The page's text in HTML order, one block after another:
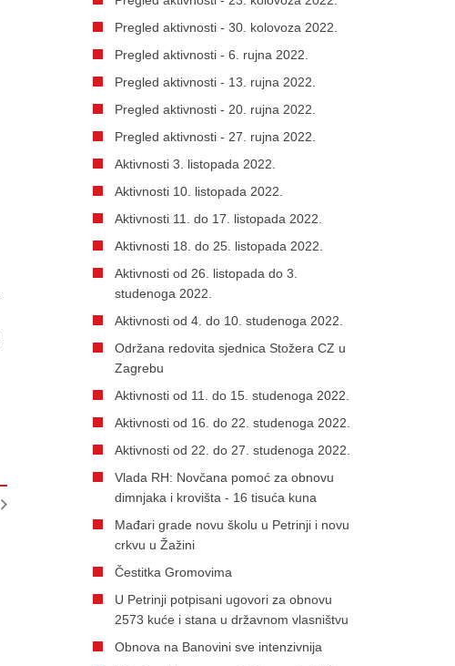
Pregled aktivnosti - 30. kolovoza 2022.
Pregled aktivnosti - 6. rujna 2022.
Pregled aktivnosti - 13. rujna 2022.
Pregled aktivnosti - 20. rujna 2022.
Pregled aktivnosti - 27. rujna 2022.
Aktivnosti 3. listopada 2022.
Aktivnosti 10. listopada 2022.
Aktivnosti 11. do 17. listopada 2022.
Aktivnosti 18. do 25. listopada 2022.
Aktivnosti od 26. listopada do 3.
studenoga 2022.
Aktivnosti od 4. do 10. studenoga 2022.
Održana redovita sjednica Stožera CZ u
Zagrebu
Aktivnosti od 11. do 15. studenoga 2022.
Aktivnosti od 16. do 22. studenoga 2022.
Aktivnosti od 22. do 27. studenoga 2022.
Vlada RH: Novčana pomoć za obnovu
dimnjaka i krovišta - 16 tisuća kuna
Mađari grade novu školu u Petrinji i novu
crkvu u Žažini
Čestitka Gromovima
U Petrinji potpisani ugovori za obnovu
2573 kuće i stana u državnom vlasništvu
Obnova na Banovini sve intenzivnija